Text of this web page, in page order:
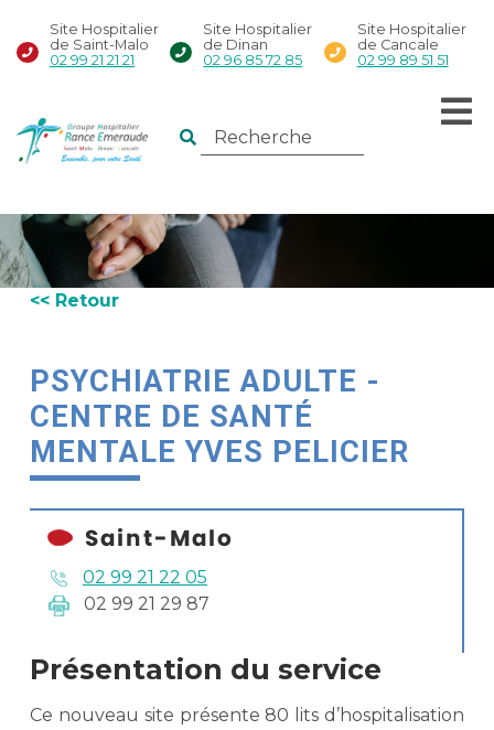
Site Hospitalier
de Saint-Malo
02 99 21 21 21
Site Hospitalier
de Dinan
02 96 85 72 85
Site Hospitalier
de Cancale
02 99 89 51 51
<< Retour
PSYCHIATRIE ADULTE -
CENTRE DE SANTÉ
MENTALE YVES PELICIER
02 99 21 22 05
02 99 21 29 87
Présentation du service
Ce nouveau site présente 80 lits d’hospitalisation